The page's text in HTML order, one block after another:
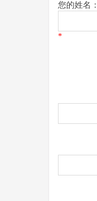
您的姓名：
*